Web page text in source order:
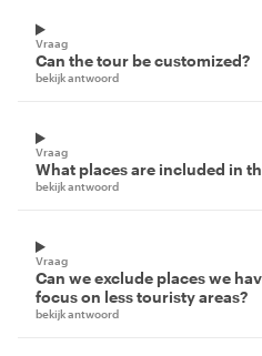
Vraag
Can the tour be customized?
bekijk antwoord
Vraag
What places are included in
bekijk antwoord
Vraag
Can we exclude places we
focus on less touristy areas?
bekijk antwoord